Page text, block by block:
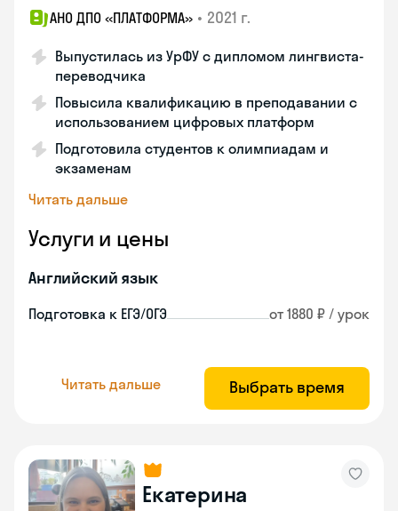
АНО ДПО «ПЛАТФОРМА» • 2021 г.
Выпустилась из УрФУ с дипломом лингвиста-
переводчика
Повысила квалификацию в преподавании с
использованием цифровых платформ
Подготовила студентов к олимпиадам и
экзаменам
Читать дальше
Услуги и цены
Английский язык
Подготовка к ЕГЭ/ОГЭ от 1880 ₽ / урок
Читать дальше Выбрать время
Екатерина